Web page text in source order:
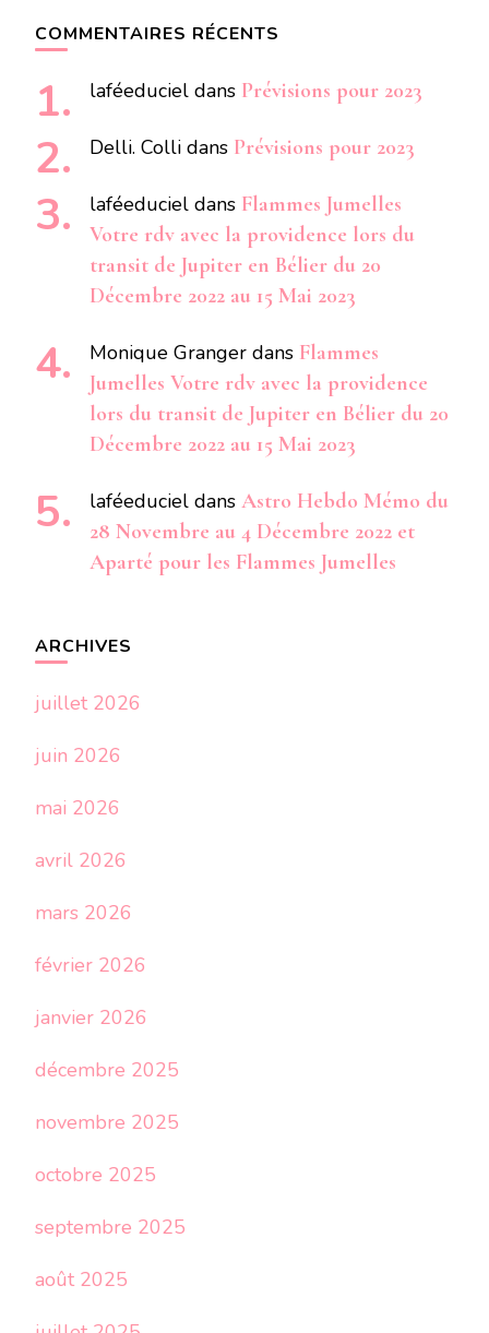
COMMENTAIRES RÉCENTS
laféeduciel dans Prévisions pour 2023
Delli. Colli dans Prévisions pour 2023
laféeduciel dans Flammes Jumelles
Votre rdv avec la providence lors du
transit de Jupiter en Bélier du 20
Décembre 2022 au 15 Mai 2023
Monique Granger dans Flammes
Jumelles Votre rdv avec la providence
lors du transit de Jupiter en Bélier du 20
Décembre 2022 au 15 Mai 2023
laféeduciel dans Astro Hebdo Mémo du
28 Novembre au 4 Décembre 2022 et
Aparté pour les Flammes Jumelles
ARCHIVES
juillet 2026
juin 2026
mai 2026
avril 2026
mars 2026
février 2026
janvier 2026
décembre 2025
novembre 2025
octobre 2025
septembre 2025
août 2025